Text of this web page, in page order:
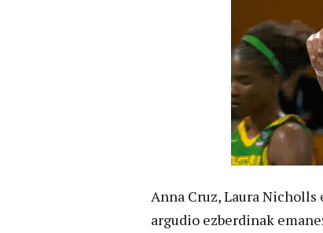
Anna Cruz, Laura
argudio ezberdinak